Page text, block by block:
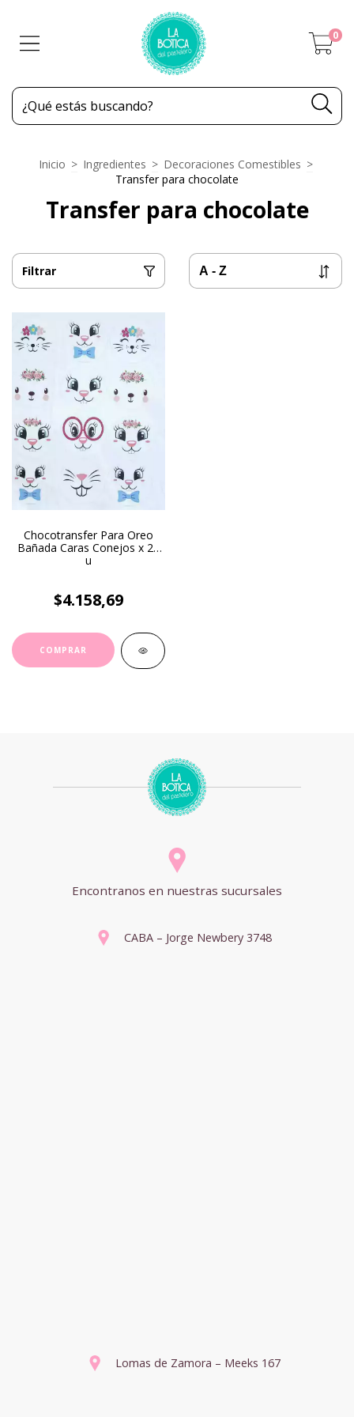
0
Inicio > Ingredientes > Decoraciones Comestibles >
Transfer para chocolate
Transfer para chocolate
Filtrar
Chocotransfer Para Oreo
Bañada Caras Conejos x 20
u
$4.158,69
Encontranos en nuestras sucursales
CABA – Jorge Newbery 3748
Lomas de Zamora – Meeks 167